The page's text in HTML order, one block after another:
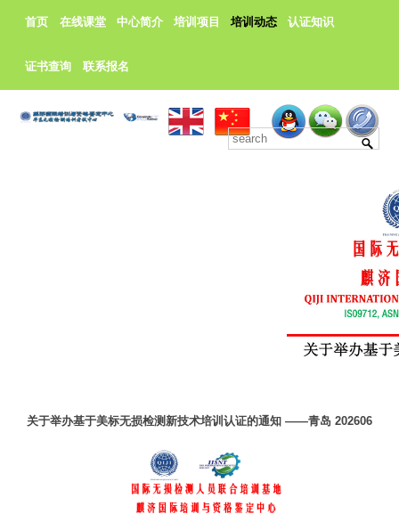
首页 在线课堂 中心简介 培训项目 培训动态 认证知识
证书查询 联系报名
关于举办基于美标无损检测新技术培训认证的通知 ——青岛 202606